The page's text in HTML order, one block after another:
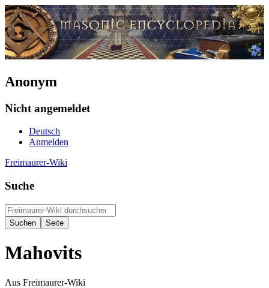
Anonym
Nicht angemeldet
Deutsch
Anmelden
Freimaurer-Wiki
Suche
Mahovits
Aus Freimaurer-Wiki